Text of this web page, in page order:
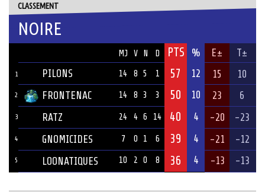
CLASSEMENT
NOIRE
MJ V N D PTS % E± T±
1 PILONS 14 8 5 1 57 12 15 10
2 FRONTENAC 14 8 3 3 50 10 23 6
3 RATZ 24 4 6 14 40 4 -20 -23
4 GNOMICIDES 7 0 1 6 39 4 -21 -12
5 LOONATIQUES 10 2 0 8 36 4 -13 -13